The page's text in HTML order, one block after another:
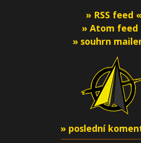
» RSS feed «
» Atom feed
» souhrn
» poslední